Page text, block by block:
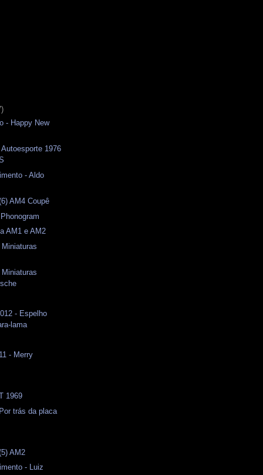
- Happy New
1976
- Aldo
AM4 Coupê
AM1 e AM2
Miniaturas
- Espelho
lama
- Merry
1969
trás da placa
AM2
- Luiz